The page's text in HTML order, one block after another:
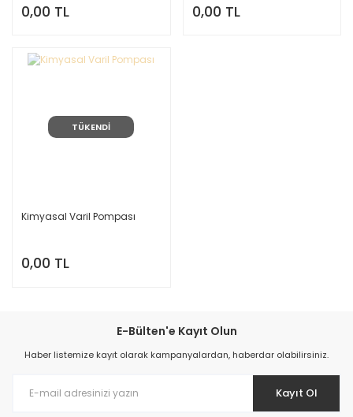
0,00 TL 0,00 TL
TÜKENDİ
Kimyasal Varil Pompası
0,00 TL
E-Bülten'e Kayıt Olun
Haber listemize kayıt olarak kampanyalardan, haberdar olabilirsiniz.
Kayıt Ol